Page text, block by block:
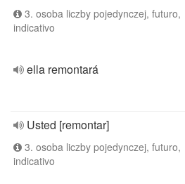
3. osoba liczby pojedynczej, futuro,
indicativo
ella remontará
Usted [remontar]
3. osoba liczby pojedynczej, futuro,
indicativo